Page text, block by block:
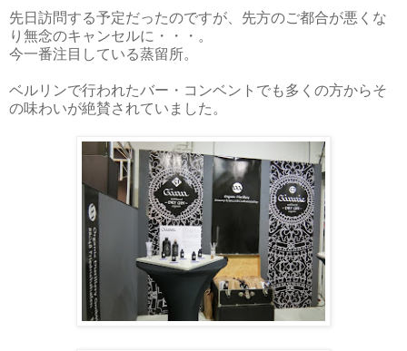
先日訪問する予定だったのですが、先方のご都合が悪くな
り無念のキャンセルに・・・。
今一番注目している蒸留所。
ベルリンで行われたバー・コンベントでも多くの方からそ
の味わいが絶賛されていました。